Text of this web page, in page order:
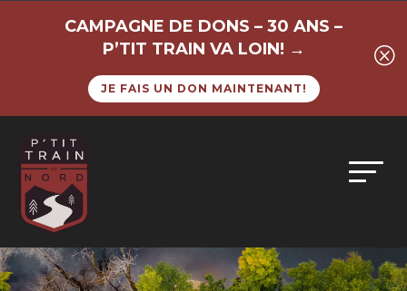
CAMPAGNE DE DONS – 30 ANS –
P’TIT TRAIN VA LOIN! →
JE FAIS UN DON MAINTENANT!
Q